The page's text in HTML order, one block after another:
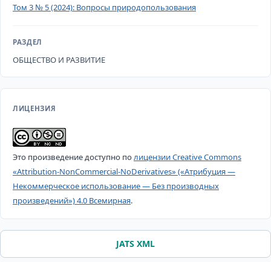
Том 3 № 5 (2024): Вопросы природопользования
РАЗДЕЛ
ОБЩЕСТВО И РАЗВИТИЕ
ЛИЦЕНЗИЯ
Это произведение доступно полицензии Creative Commons
«Attribution-NonCommercial-NoDerivatives» («Атрибуция —
Некоммерческое использование — Без производных
произведений») 4.0 Всемирная.
JATS XML